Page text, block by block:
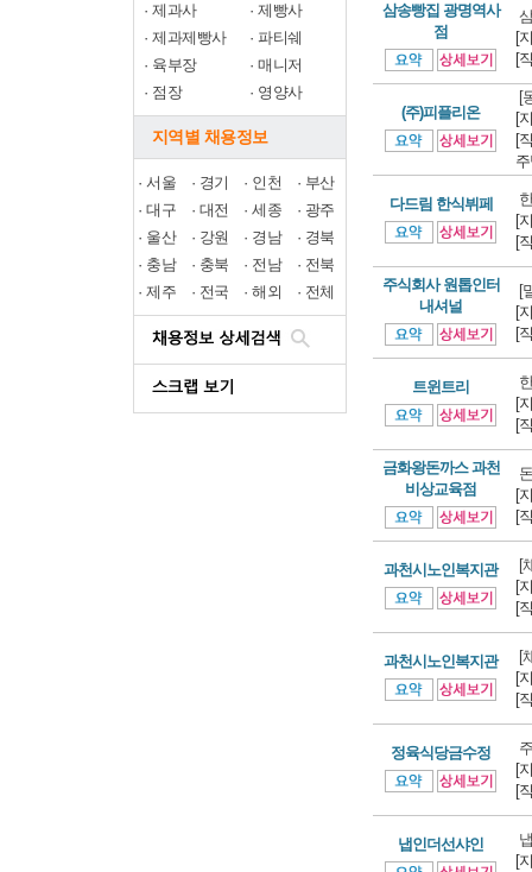
·제과사 ·제빵사
·제과제빵사 ·파티쉐
· 육부장 ·매니저
· 점장 · 영양사
지역별 채용정보
· 서울 · 경기 · 인천 · 부산
· 대구 · 대전 · 세종 · 광주
· 울산 · 강원 · 경남 · 경북
· 충남 · 충북 · 전남 · 전북
· 제주 · 전국 · 해외 · 전체
삼송빵집 광명역사
점
[
[
(주)피플리온
[
[
[
다드림 한식뷔페
[
[
주식회사 원톱인터
내셔널
[
[
[
트윈트리
[
[
금화왕돈까스 과천
비상교육점
[
[
과천시노인복지관
[
[
[
과천시노인복지관
[
[
[
정육식당금수정
[
[
냅인더선샤인
[